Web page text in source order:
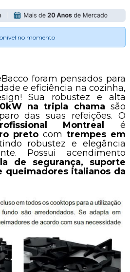
no momento
foram pensados para
e eficiência na cozinha,
Sua robustez e alta
na tripla chamasão
das suas refeições. O
Montreal
é
preto comtrempes em
robustez e elegância
Possui acendimento
de segurança, suporte
queimadores italianos da